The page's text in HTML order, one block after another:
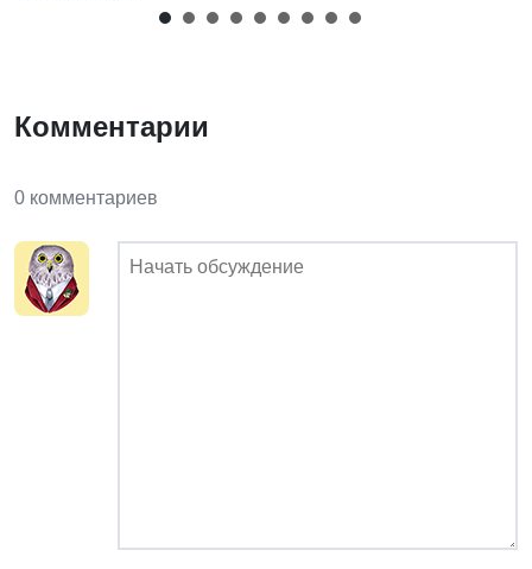
Комментарии
0 комментариев